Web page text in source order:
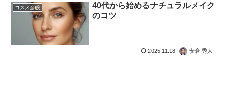
コスメ全般
40代から始めるナチュラルメイク
のコツ
2025.11.18 安倉 秀人